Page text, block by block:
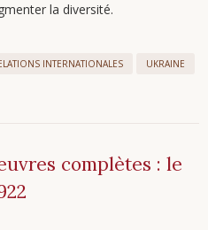
la diversité.
INTERNATIONALES
UKRAINE
complètes : le